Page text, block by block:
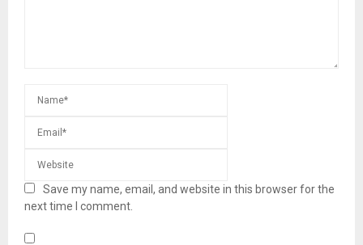
Save my name, email, and website in this browser for the
next time I comment.